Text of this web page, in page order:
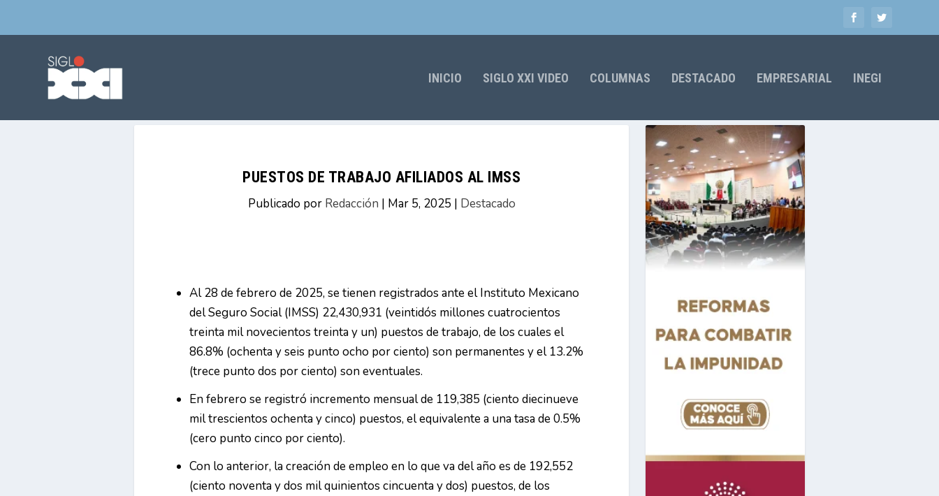
INICIO SIGLO XXI VIDEO COLUMNAS DESTACADO EMPRESARIAL INEGI
PUESTOS DE TRABAJO AFILIADOS AL IMSS
Publicado por Redacción | Mar 5, 2025 | Destacado
Al 28 de febrero de 2025, se tienen registrados ante el Instituto Mexicano
del Seguro Social (IMSS) 22,430,931 (veintidós millones cuatrocientos
treinta mil novecientos treinta y un) puestos de trabajo, de los cuales el
86.8% (ochenta y seis punto ocho por ciento) son permanentes y el 13.2%
(trece punto dos por ciento) son eventuales.
En febrero se registró incremento mensual de 119,385 (ciento diecinueve
mil trescientos ochenta y cinco) puestos, el equivalente a una tasa de 0.5%
(cero punto cinco por ciento).
Con lo anterior, la creación de empleo en lo que va del año es de 192,552
(ciento noventa y dos mil quinientos cincuenta y dos) puestos, de los